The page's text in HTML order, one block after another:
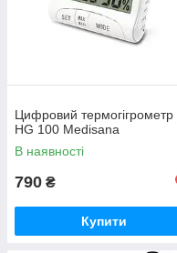
Цифровий термогігрометр
HG 100 Medisana
В наявності
790 ₴
Купити